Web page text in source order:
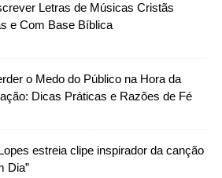
Letras de Músicas Cristãs
e Com Base Bíblica
o Medo do Público na Hora da
Dicas Práticas e Razões de Fé
estreia clipe inspirador da canção
Dia”